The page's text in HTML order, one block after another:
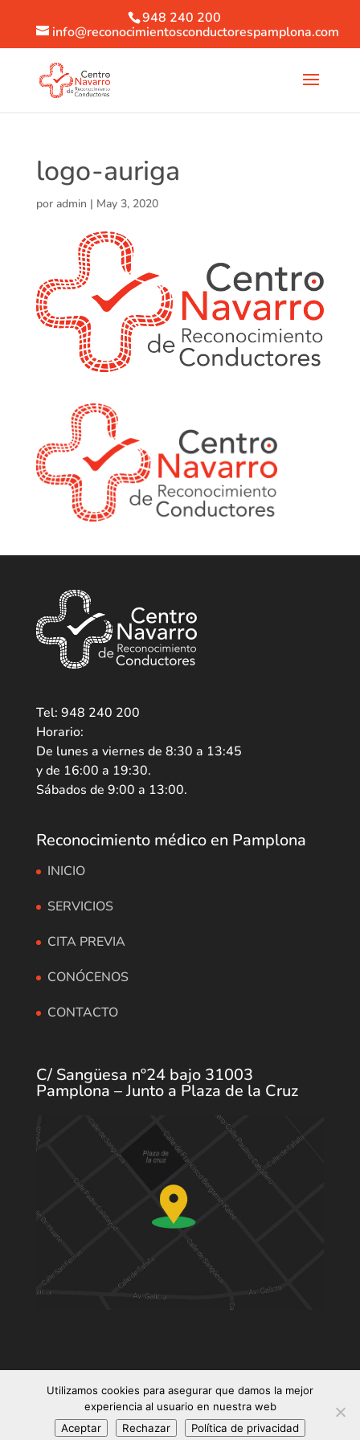
948 240 200
info@reconocimientosconductorespamplona.com
logo-auriga
por admin | May 3, 2020
Tel: 948 240 200
Horario:
De lunes a viernes de 8:30 a 13:45
y de 16:00 a 19:30.
Sábados de 9:00 a 13:00.
Reconocimiento médico en Pamplona
INICIO
SERVICIOS
CITA PREVIA
CONÓCENOS
CONTACTO
C/ Sangüesa nº24 bajo 31003
Pamplona – Junto a Plaza de la Cruz
© 2026 -Aviso Legal-Politica de
Privacidad-Politica de Cookies
Utilizamos cookies para asegurar que damos la mejor
experiencia al usuario en nuestra web
Aceptar
Rechazar Política de privacidad